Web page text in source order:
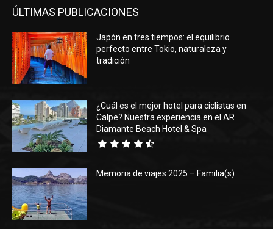
ÚLTIMAS PUBLICACIONES
Japón en tres tiempos: el equilibrio
perfecto entre Tokio, naturaleza y
tradición
¿Cuál es el mejor hotel para ciclistas en
Calpe? Nuestra experiencia en el AR
Diamante Beach Hotel & Spa
Memoria de viajes 2025 – Familia(s)